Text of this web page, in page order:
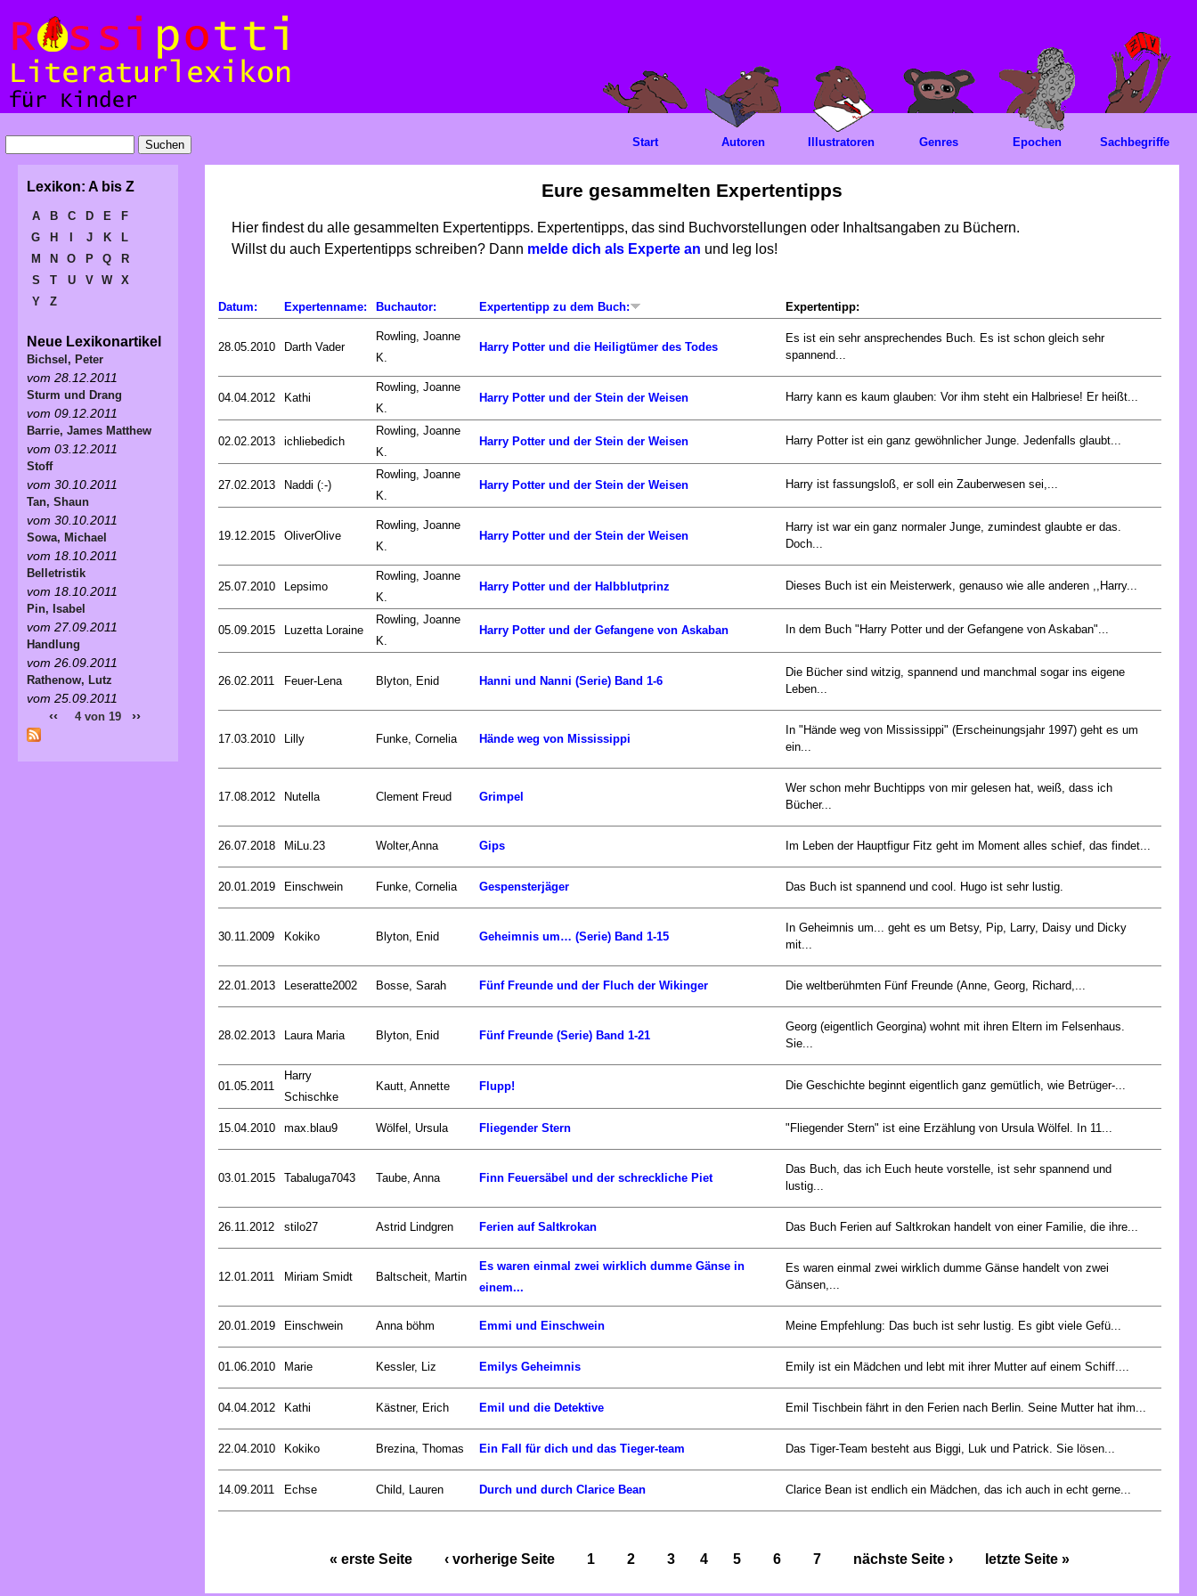
Eure gesammelten Expertentipps
Hier findest du alle gesammelten Expertentipps. Expertentipps, das sind Buchvorstellungen oder Inhaltsangaben zu Büchern.
Willst du auch Expertentipps schreiben? Dann melde dich als Experte an und leg los!
Datum: Expertenname: Buchautor: Expertentipp zu dem Buch: Expertentipp:
28.05.2010 Darth Vader
Rowling, Joanne
K.
Harry Potter und die Heiligtümer des Todes
Es ist ein sehr ansprechendes Buch. Es ist schon gleich sehr
spannend...
04.04.2012 Kathi
Rowling, Joanne
K.
Harry Potter und der Stein der Weisen Harry kann es kaum glauben: Vor ihm steht ein Halbriese! Er heißt...
02.02.2013 ichliebedich
Rowling, Joanne
K.
Harry Potter und der Stein der Weisen Harry Potter ist ein ganz gewöhnlicher Junge. Jedenfalls glaubt...
27.02.2013 Naddi (:-)
Rowling, Joanne
K.
Harry Potter und der Stein der Weisen Harry ist fassungsloß, er soll ein Zauberwesen sei,...
19.12.2015 OliverOlive
Rowling, Joanne
K.
Harry Potter und der Stein der Weisen
Harry ist war ein ganz normaler Junge, zumindest glaubte er das.
Doch...
25.07.2010 Lepsimo
Rowling, Joanne
K.
Harry Potter und der Halbblutprinz Dieses Buch ist ein Meisterwerk, genauso wie alle anderen ,,Harry...
05.09.2015 Luzetta Loraine
Rowling, Joanne
K.
Harry Potter und der Gefangene von Askaban In dem Buch "Harry Potter und der Gefangene von Askaban"...
26.02.2011 Feuer-Lena Blyton, Enid Hanni und Nanni (Serie) Band 1-6
Die Bücher sind witzig, spannend und manchmal sogar ins eigene
Leben...
17.03.2010 Lilly Funke, Cornelia Hände weg von Mississippi
In "Hände weg von Mississippi" (Erscheinungsjahr 1997) geht es um
ein...
17.08.2012 Nutella Clement Freud Grimpel
Wer schon mehr Buchtipps von mir gelesen hat, weiß, dass ich
Bücher...
26.07.2018 MiLu.23 Wolter,Anna Gips Im Leben der Hauptfigur Fitz geht im Moment alles schief, das findet...
20.01.2019 Einschwein Funke, Cornelia Gespensterjäger Das Buch ist spannend und cool. Hugo ist sehr lustig.
30.11.2009 Kokiko Blyton, Enid Geheimnis um… (Serie) Band 1-15
In Geheimnis um... geht es um Betsy, Pip, Larry, Daisy und Dicky
mit...
22.01.2013 Leseratte2002 Bosse, Sarah Fünf Freunde und der Fluch der Wikinger Die weltberühmten Fünf Freunde (Anne, Georg, Richard,...
28.02.2013 Laura Maria Blyton, Enid Fünf Freunde (Serie) Band 1-21
Georg (eigentlich Georgina) wohnt mit ihren Eltern im Felsenhaus.
Sie...
01.05.2011
Harry
Schischke
Kautt, Annette Flupp! Die Geschichte beginnt eigentlich ganz gemütlich, wie Betrüger-...
15.04.2010 max.blau9 Wölfel, Ursula Fliegender Stern "Fliegender Stern" ist eine Erzählung von Ursula Wölfel. In 11...
03.01.2015 Tabaluga7043 Taube, Anna Finn Feuersäbel und der schreckliche Piet
Das Buch, das ich Euch heute vorstelle, ist sehr spannend und
lustig...
26.11.2012 stilo27 Astrid Lindgren Ferien auf Saltkrokan Das Buch Ferien auf Saltkrokan handelt von einer Familie, die ihre...
12.01.2011 Miriam Smidt Baltscheit, Martin
Es waren einmal zwei wirklich dumme Gänse in
einem...
Es waren einmal zwei wirklich dumme Gänse handelt von zwei
Gänsen,...
20.01.2019 Einschwein Anna böhm Emmi und Einschwein Meine Empfehlung: Das buch ist sehr lustig. Es gibt viele Gefü...
01.06.2010 Marie Kessler, Liz Emilys Geheimnis Emily ist ein Mädchen und lebt mit ihrer Mutter auf einem Schiff....
04.04.2012 Kathi Kästner, Erich Emil und die Detektive Emil Tischbein fährt in den Ferien nach Berlin. Seine Mutter hat ihm...
22.04.2010 Kokiko Brezina, Thomas Ein Fall für dich und das Tieger-team Das Tiger-Team besteht aus Biggi, Luk und Patrick. Sie lösen...
14.09.2011 Echse Child, Lauren Durch und durch Clarice Bean Clarice Bean ist endlich ein Mädchen, das ich auch in echt gerne...
« erste Seite ‹ vorherige Seite 1 2 3 4 5 6 7 nächste Seite › letzte Seite »
Start Autoren Illustratoren Genres Epochen Sachbegriffe
Lexikon: A bis Z
A B C D E
F
G
H J K
L
M
N O P Q
R
S
T U V W
X
Y
Z
Neue Lexikonartikel
Bichsel, Peter
vom 28.12.2011
Sturm und Drang
vom 09.12.2011
Barrie, James Matthew
vom 03.12.2011
Stoff
vom 30.10.2011
Tan, Shaun
vom 30.10.2011
Sowa, Michael
vom 18.10.2011
Belletristik
vom 18.10.2011
Pin, Isabel
vom 27.09.2011
Handlung
vom 26.09.2011
Rathenow, Lutz
vom 25.09.2011
‹‹ 4 von 19 ››